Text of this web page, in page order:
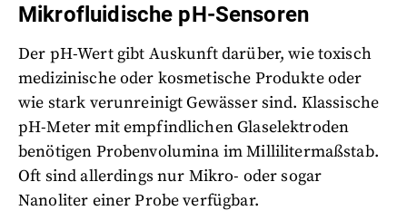
Mikrofluidische pH-Sensoren
Der pH-Wert gibt Auskunft darüber, wie toxisch
medizinische oder kosmetische Produkte oder
wie stark verunreinigt Gewässer sind. Klassische
pH-Meter mit empfindlichen Glaselektroden
benötigen Probenvolumina im Millilitermaßstab.
Oft sind allerdings nur Mikro- oder sogar
Nanoliter einer Probe verfügbar.